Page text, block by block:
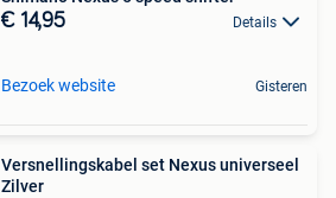
€ 14,95 Details
Bezoek website Gisteren
Versnellingskabel set Nexus universeel
Zilver